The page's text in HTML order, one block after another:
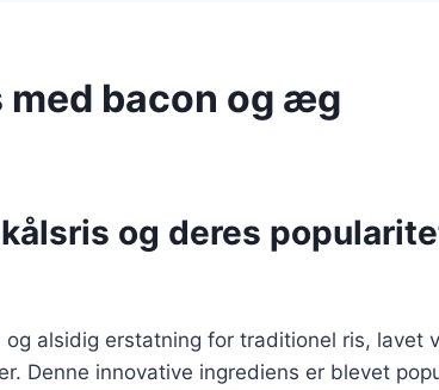
med bacon og æg
og deres
og alsidig erstatning for traditionel ris, lavet
Denne innovative ingrediens er blevet